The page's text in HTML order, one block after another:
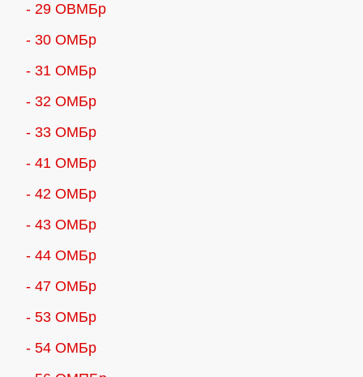
- 29 ОВМБр
- 30 ОМБр
- 31 ОМБр
- 32 ОМБр
- 33 ОМБр
- 41 ОМБр
- 42 ОМБр
- 43 ОМБр
- 44 ОМБр
- 47 ОМБр
- 53 ОМБр
- 54 ОМБр